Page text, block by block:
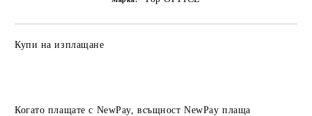
Купи на изплащане
Когато плащате с NewPay, всъщност NewPay плаща